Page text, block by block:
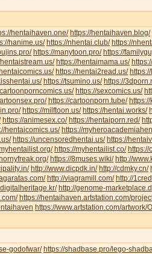
hentaihaven.one/ https://hentaihaven.blog/
hanime.us/ https://nhentai.club/ https://
https://manytoon.pro/ https://
https://hentaimama.us/
https://hentai2read.us/
https://tsumino.us/ https://
https://sexcomics.us/
https://cartoonporn.tube/
https://milftoon.us/ https://hentai.works/
https://animesex.co/ https://hentaiporn.red/
hentaicomics.us/ https://
https://uncensoredhentai.us/ https://
https://myhentailist.co/
https://8muses.wiki/ http://
http://www.dicpdk.in/ http://cdmky.cn/
http://viagramill.com/ http://
digitalheritage.kr/ http://genome-
https://hentaihaven.artstation.com/
https://www.artstation.com/artwork/
godofwar/ https://shadbase.pro/lego-